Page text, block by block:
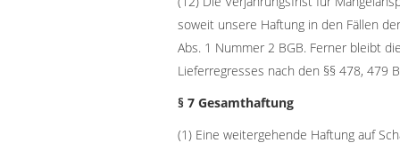
soweit unsere Haftung in den Fällen
Abs. 1 Nummer 2 BGB. Ferner bleibt
Lieferregresses nach den §§ 478, 479
§ 7 Gesamthaftung
(1) Eine weitergehende Haftung auf